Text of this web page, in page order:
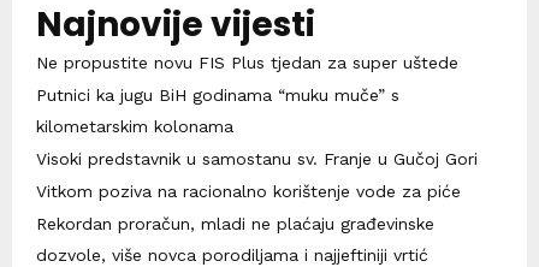
Najnovije vijesti
Ne propustite novu FIS Plus tjedan za super uštede
Putnici ka jugu BiH godinama “muku muče” s
kilometarskim kolonama
Visoki predstavnik u samostanu sv. Franje u Gučoj Gori
Vitkom poziva na racionalno korištenje vode za piće
Rekordan proračun, mladi ne plaćaju građevinske
dozvole, više novca porodiljama i najjeftiniji vrtić